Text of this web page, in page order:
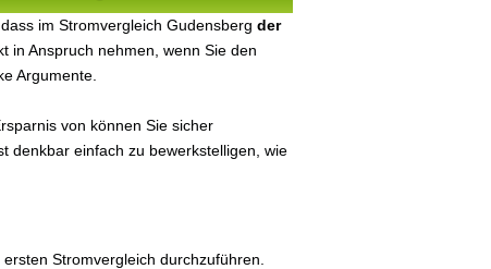
im Stromvergleich Gudensberg der
in Anspruch nehmen, wenn Sie den
Argumente.
von können Sie sicher
denkbar einfach zu bewerkstelligen, wie
Stromvergleich durchzuführen.